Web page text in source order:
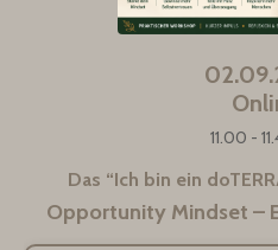
11.00 -
Das “Ich bin ein
Opportunity Mindset –